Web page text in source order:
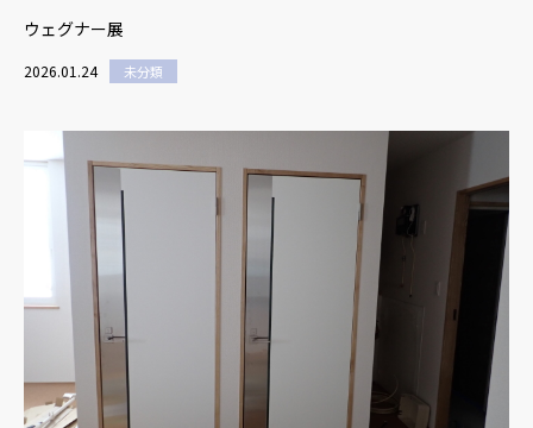
ウェグナー展
2026.01.24 未分類